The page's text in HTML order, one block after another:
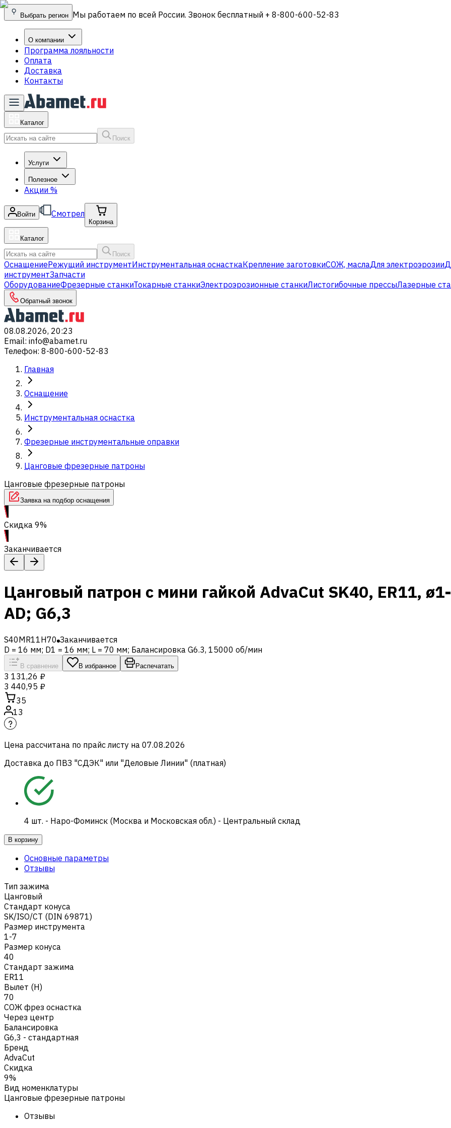
Выбрать регион Мы работаем по всей России. Звонок бесплатный + 8-800-600-52-83
О компании
Программа лояльности
Оплата
Доставка
Контакты
Каталог
Поиск
Услуги
Полезное
Акции %
Войти Смотрел
Корзина
Каталог
Поиск
ОснащениеРежущий инструментИнструментальная оснасткаКрепление заготовкиСОЖ, маслаДля электроэрозии
инструментЗапчасти
ОборудованиеФрезерные станкиТокарные станкиЭлектроэрозионные станкиЛистогибочные прессыЛазерные
Обратный звонок
08.08.2026, 20:23
Email: info@abamet.ru
Телефон: 8-800-600-52-83
Главная
Оснащение
Инструментальная оснастка
Фрезерные инструментальные оправки
Цанговые фрезерные патроны
Цанговые фрезерные патроны
Заявка на подбор оснащения
Скидка 9%
Заканчивается
Цанговый патрон c мини гайкой AdvaCut SK40, ER11,
AD; G6,3
S40MR11H70 Заканчивается
D = 16 мм; D1 = 16 мм; L = 70 мм; Балансировка G6.3, 15000 об/мин
В сравнение В избранное Распечатать
3 131,26 ₽
3 440,95 ₽
35
13
Цена рассчитана по прайс листу на 07.08.2026
Доставка до ПВЗ "СДЭК" или "Деловые Линии" (платная)
4 шт. - Наро-Фоминск (Москва и Московская обл.) - Центральный склад
В корзину
Основные параметры
Отзывы
Тип зажима
Цанговый
Стандарт конуса
SK/ISO/CT (DIN 69871)
Размер инструмента
1-7
Размер конуса
40
Стандарт зажима
ER11
Вылет (H)
70
СОЖ фрез оснастка
Через центр
Балансировка
G6,3 - стандартная
Бренд
AdvaCut
Скидка
9%
Вид номенклатуры
Цанговые фрезерные патроны
Отзывы